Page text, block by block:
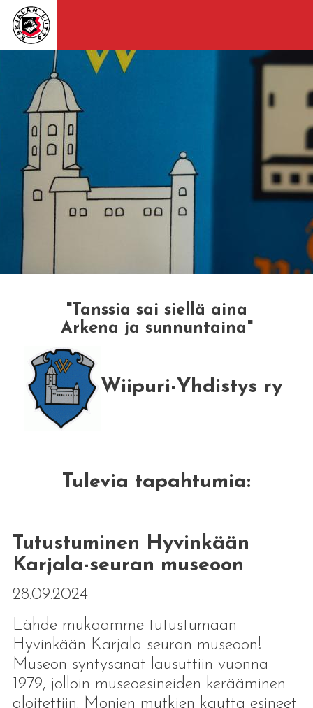
"Tanssia sai siellä aina
Arkena ja sunnuntaina"
Wiipuri-Yhdistys ry
Tulevia tapahtumia:
Tutustuminen Hyvinkään
Karjala-seuran museoon
28.09.2024
Lähde mukaamme tutustumaan
Hyvinkään Karjala-seuran museoon!
Museon syntysanat lausuttiin vuonna
1979, jolloin museoesineiden kerääminen
aloitettiin. Monien mutkien kautta esineet